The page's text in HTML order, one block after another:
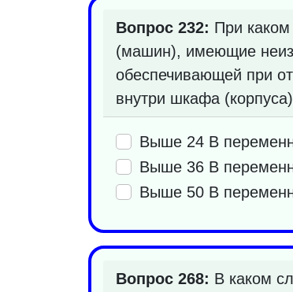
Вопрос 232: При
(машин), имеющие
обеспечивающей при
внутри шкафа
Выше 24 В
Выше 36 В
Выше 50 В
Вопрос 268: В каком